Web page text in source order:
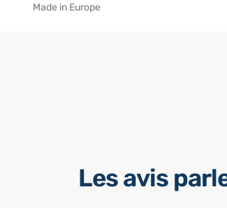
Made in Europe
Les avis